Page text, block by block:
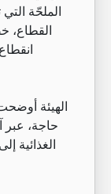
الملحّة
القطاع،
الهيئة
حاجة،
الغذائية